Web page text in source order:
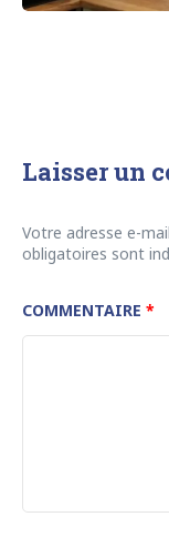
Laisser un
Votre adresse e-
obligatoires sont
COMMENTAIRE *